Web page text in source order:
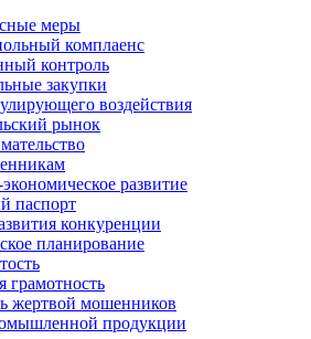
меры
комплаенс
контроль
закупки
воздействия
рынок
развитие
паспорт
конкуренции
планирование
грамотность
жертвой мошенников
продукции